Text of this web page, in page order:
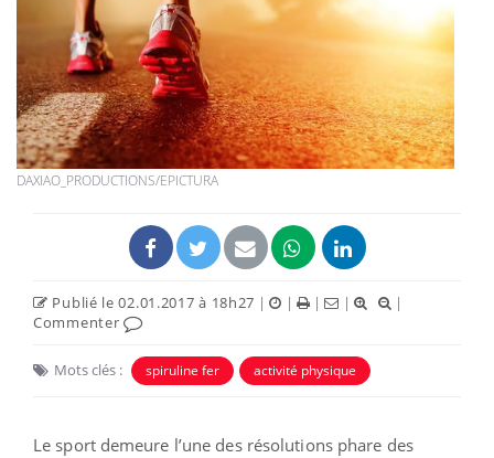
DAXIAO_PRODUCTIONS/EPICTURA
Publié le 02.01.2017 à 18h27 | | | |
|
Commenter
Mots clés : spiruline fer activité physique
Le sport demeure l’une des résolutions phare des